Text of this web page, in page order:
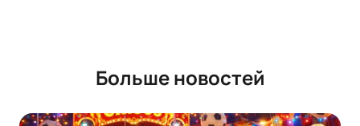
Больше новостей